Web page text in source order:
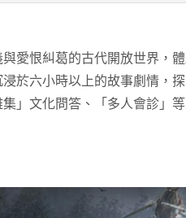
愛恨糾葛的古代開放世界，
於六小時以上的故事劇情，
」文化問答、「多人會診」等